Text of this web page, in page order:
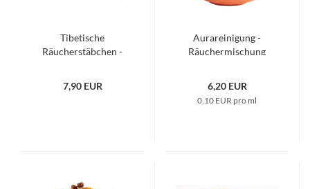
Tibetische
Räucherstäbchen -
7,90 EUR
Aurareinigung -
Räuchermischung
6,20 EUR
0,10 EUR pro ml